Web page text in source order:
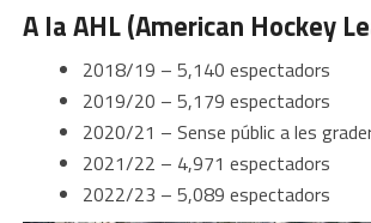
A la AHL (American Hockey
2018/19 – 5,140 espectadors
2019/20 – 5,179 espectadors
2020/21 – Sense públic a les
2021/22 – 4,971 espectadors
2022/23 – 5,089 espectadors